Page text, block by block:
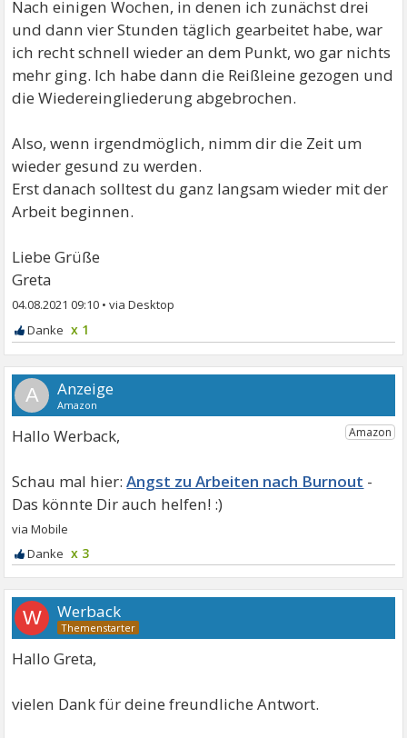
Nach einigen Wochen, in denen ich zunächst drei
und dann vier Stunden täglich gearbeitet habe, war
ich recht schnell wieder an dem Punkt, wo gar nichts
mehr ging. Ich habe dann die Reißleine gezogen und
die Wiedereingliederung abgebrochen.
Also, wenn irgendmöglich, nimm dir die Zeit um
wieder gesund zu werden.
Erst danach solltest du ganz langsam wieder mit der
Arbeit beginnen.
Liebe Grüße
Greta
04.08.2021 09:10 •
x 1
A
Hallo Werback,
Angst zu Arbeiten nach Burnout
x 3
W Werback
Hallo Greta,
vielen Dank für deine freundliche Antwort.